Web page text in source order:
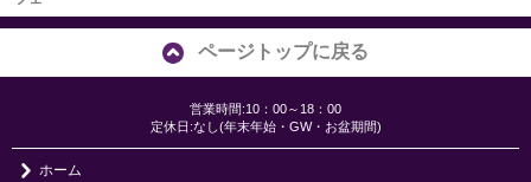
ページトップに戻る
営業時間:10：00～18：00
定休日:なし(年末年始・GW・お盆期間)
ホーム